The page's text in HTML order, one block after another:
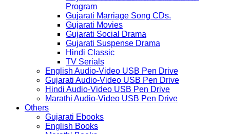
Program
Gujarati Marriage Song CDs.
Gujarati Movies
Gujarati Social Drama
Gujarati Suspense Drama
Hindi Classic
TV Serials
English Audio-Video USB Pen Drive
Gujarati Audio-Video USB Pen Drive
Hindi Audio-Video USB Pen Drive
Marathi Audio-Video USB Pen Drive
Others
Gujarati Ebooks
English Books